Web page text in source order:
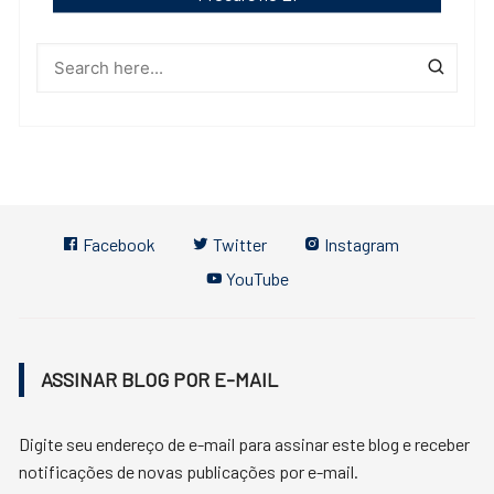
Facebook Twitter
Instagram
YouTube
ASSINAR BLOG POR E-MAIL
Digite seu endereço de e-mail para assinar este blog e receber
notificações de novas publicações por e-mail.